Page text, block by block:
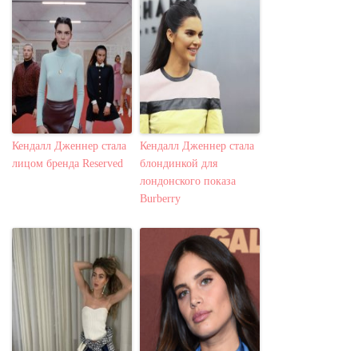
Кендалл Дженнер стала
лицом бренда Reserved
Кендалл Дженнер стала
блондинкой для
лондонского показа
Burberry